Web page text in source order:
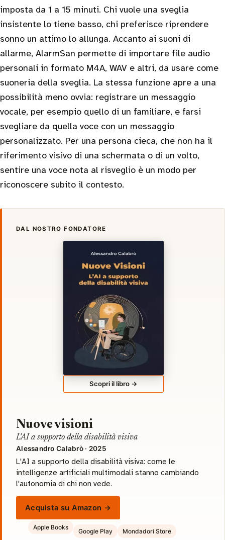
imposta da 1 a 15 minuti. Chi vuole una sveglia
insistente lo tiene basso, chi preferisce riprendere
sonno un attimo lo allunga. Accanto ai suoni di
allarme, AlarmSan permette di importare file audio
personali in formato M4A, WAV e altri, da usare come
suoneria della sveglia. La stessa funzione apre a una
possibilità meno ovvia: registrare un messaggio
vocale, per esempio quello di un familiare, e farsi
svegliare da quella voce con un messaggio
personalizzato. Per una persona cieca, che non ha il
riferimento visivo di una schermata o di un volto,
sentire una voce nota al risveglio è un modo per
riconoscere subito il contesto.
DAL NOSTRO FONDATORE
Scopri il libro →
Nuove visioni
L'AI a supporto della disabilità visiva
Alessandro Calabrò · 2025
L'AI a supporto della disabilità visiva: come le
intelligenze artificiali multimodali stanno cambiando
l'autonomia di chi non vede.
Acquista su Amazon →
Apple Books
Google Play Mondadori Store